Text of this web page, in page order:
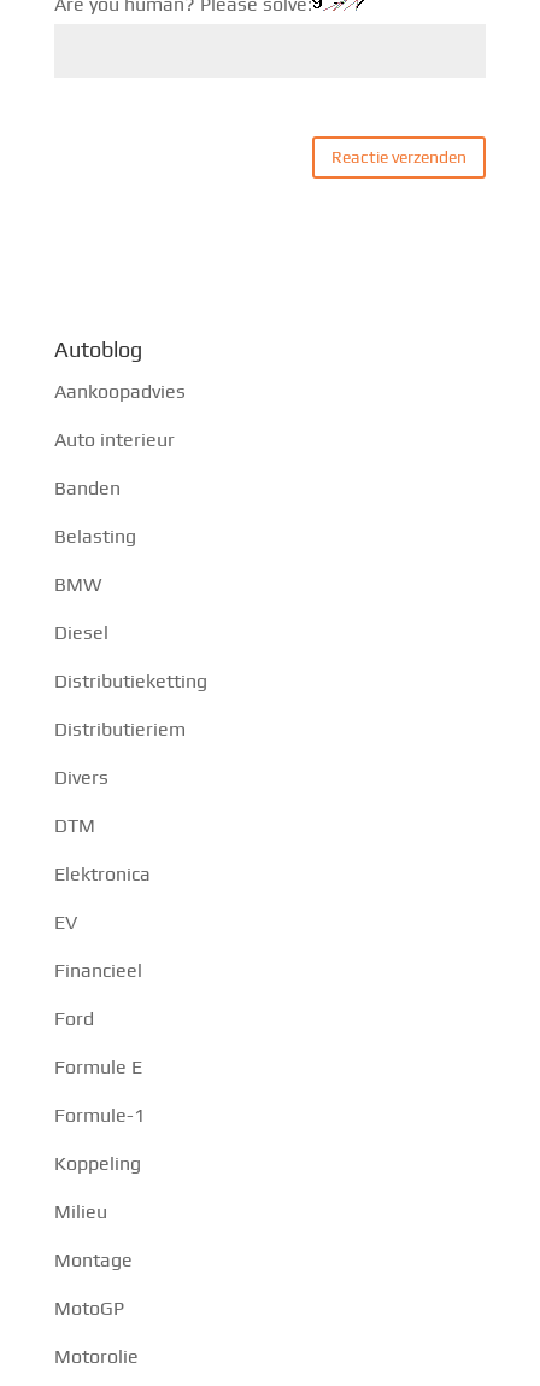
Autoblog
Aankoopadvies
Auto interieur
Banden
Belasting
BMW
Diesel
Distributieketting
Distributieriem
Divers
DTM
Elektronica
EV
Financieel
Ford
Formule E
Formule-1
Koppeling
Milieu
Montage
MotoGP
Motorolie